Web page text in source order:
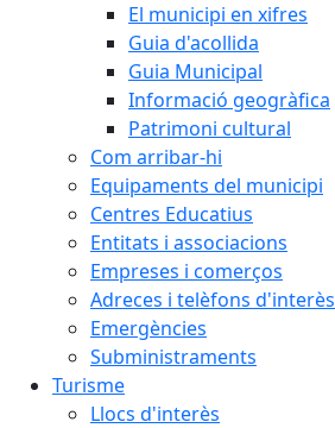
El municipi en xifres
Guia d'acollida
Guia Municipal
Informació geogràfica
Patrimoni cultural
Com arribar-hi
Equipaments del municipi
Centres Educatius
Entitats i associacions
Empreses i comerços
Adreces i telèfons d'interès
Emergències
Subministraments
Turisme
Llocs d'interès